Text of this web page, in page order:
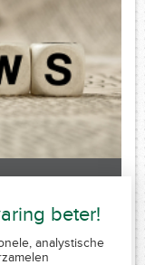
beter!
analystische